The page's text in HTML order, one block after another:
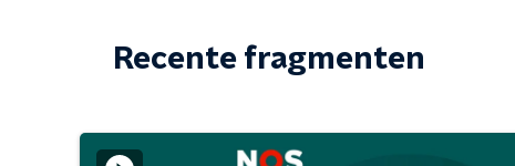
Recente fragmenten